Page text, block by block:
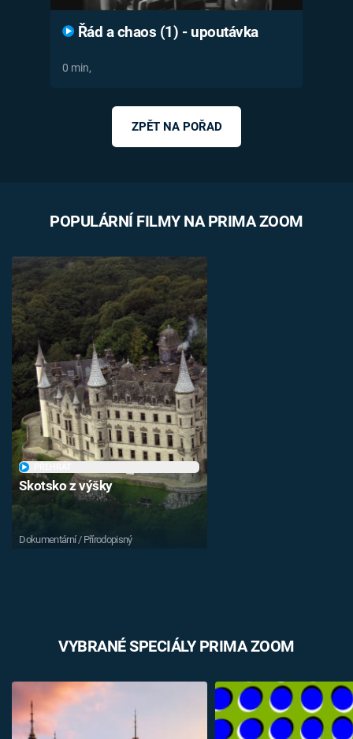
Sledujte nás Řád a chaos (1) - upoutávka
0 min,
ZPĚT NA POŘAD
POPULÁRNÍ FILMY NA PRIMA ZOOM
Skotsko z výšky
Dokumentární / Přírodopisný
VYBRANÉ SPECIÁLY PRIMA ZOOM